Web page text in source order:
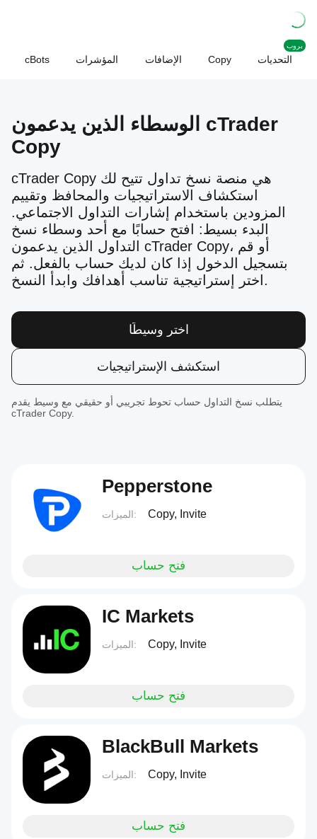
cBots المؤشرات الإضافات Copy التحديات
بروب
الوسطاء الذين يدعمون cTrader
Copy
cTrader Copy هي منصة نسخ تداول تتيح لك
استكشاف الاستراتيجيات والمحافظ وتقييم
المزودين باستخدام إشارات التداول الاجتماعي.
البدء بسيط: افتح حسابًا مع أحد وسطاء نسخ
التداول الذين يدعمون cTrader Copy، أو قم
بتسجيل الدخول إذا كان لديك حساب بالفعل. ثم
اختر إستراتيجية تناسب أهدافك وابدأ النسخ.
اختر وسيطًا
استكشف الإستراتيجيات
يتطلب نسخ التداول حساب تحوط تجريبي أو حقيقي مع وسيط يقدم
cTrader Copy.
Pepperstone
الميزات: Copy, Invite
فتح حساب
IC Markets
الميزات: Copy, Invite
فتح حساب
BlackBull Markets
الميزات: Copy, Invite
فتح حساب